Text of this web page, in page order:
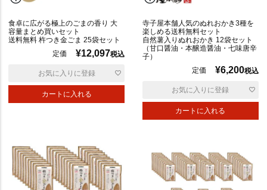
食卓に広がる極上のごまの香り 大
容量まとめ買いセット
送料無料 杵つき金ごま 25袋セット
定価
¥12,097税込
カートに入れる
お気に入りに登録
寺子屋本舗人気のぬれおかき3種を
楽しめる送料無料セット
自然薯入りぬれおかき 12袋セット
（甘口醤油・本醸造醤油・七味唐辛
子）
定価
¥6,200税込
カートに入れる
お気に入りに登録